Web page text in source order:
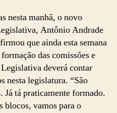
nesta manhã, o novo
Antônio Andrade
que ainda esta semana
das comissões e
deverá contar
nesta legislatura. “São
Já tá praticamente formado.
blocos, vamos para o